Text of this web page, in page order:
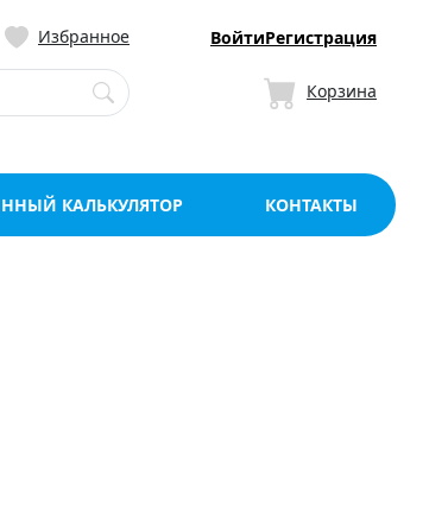
со склада в
Избранное ВойтиРегистрация
Корзина
КАЛЬКУЛЯТОР КОНТАКТЫ